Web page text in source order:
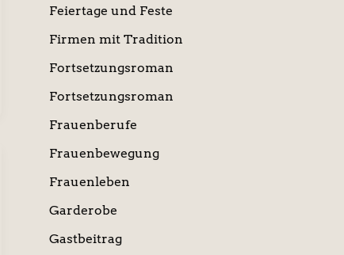
Feiertage und Feste
Firmen mit Tradition
Fortsetzungsroman
Fortsetzungsroman
Frauenberufe
Frauenbewegung
Frauenleben
Garderobe
Gastbeitrag